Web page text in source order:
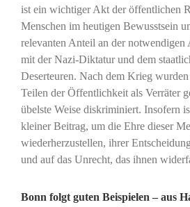
ist ein wichtiger Akt der öffentlichen
Menschen im heutigen Bewusstsein
relevanten Anteil an der notwendigen
mit der Nazi-Diktatur und dem
Deserteuren. Nach dem Krieg
Teilen der Öffentlichkeit als Verräter
übelste Weise diskriminiert. Insofern
kleiner Beitrag, um die Ehre dieser
wiederherzustellen, ihrer
und auf das Unrecht, das ihnen
Bonn folgt guten Beispielen – aus